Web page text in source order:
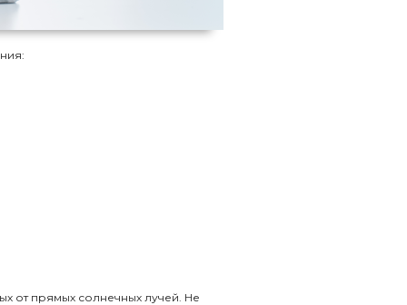
от прямых солнечных лучей. Не